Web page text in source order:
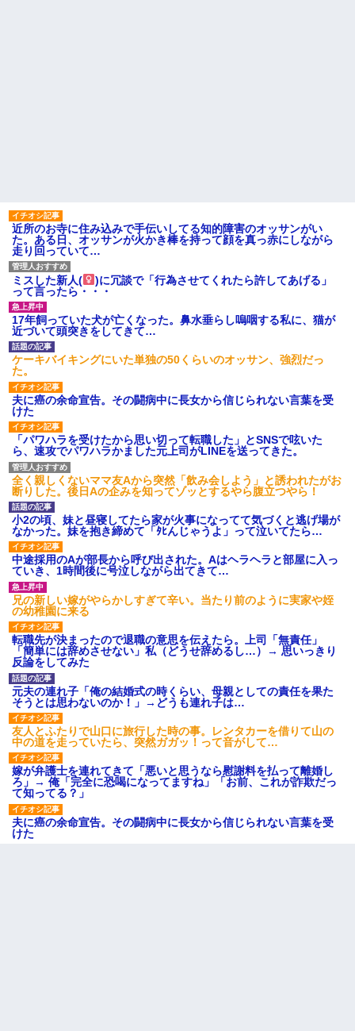
のお茶？」彼「ちっ！」私「」
【GIF】JSのカンチョーワロ
タ
後続車にクラクションを鳴ら
され彼氏が逆切れ。「何クラク
ション鳴らしてんだ！降りてこ
いよ！」と怒鳴りだし...
【衝撃】報酬100万円超の治験
募集がこちらｗｗｗｗｗ(※画像
あり)
【ネット騒然】惨殺されたタ
ワマン頂き女子のこの動画、す
げえええええｗｗｗｗｗｗｗｗ
ｗｗｗ
【愕然】白のクラウン俺氏、
高速道路左車線を制限速度で走
った結果wwwwwwwwwwww
百年の恋12-899 食べた量を
張り合ってくる
【悲報】佐藤輝明・・・２軍
でも盛大にやらかす←あまり悲
しませないでくれ
近所のお寺に住み込みで手伝いしてる知的障害のオッサンがい
た。ある日、オッサンが火かき棒を持って顔を真っ赤にしながら
走り回っていて…
ミスした新人(
)に冗談で「行為させてくれたら許してあげる」
って言ったら・・・
17年飼っていた犬が亡くなった。鼻水垂らし嗚咽する私に、猫が
近づいて頭突きをしてきて…
ケーキバイキングにいた単独の50くらいのオッサン、強烈だっ
た。
夫に癌の余命宣告。その闘病中に長女から信じられない言葉を受
けた
「パワハラを受けたから思い切って転職した」とSNSで呟いた
ら、速攻でパワハラかました元上司がLINEを送ってきた。
全く親しくないママ友Aから突然「飲み会しよう」と誘われたがお
断りした。後日Aの企みを知ってゾッとするやら腹立つやら！
小2の頃、妹と昼寝してたら家が火事になってて気づくと逃げ場が
なかった。妹を抱き締めて「ﾀﾋんじゃうよ」って泣いてたら…
中途採用のAが部長から呼び出された。Aはヘラヘラと部屋に入っ
ていき、1時間後に号泣しながら出てきて…
兄の新しい嫁がやらかしすぎて辛い。当たり前のように実家や姪
の幼稚園に来る
転職先が決まったので退職の意思を伝えたら。上司「無責任」
「簡単には辞めさせない」私（どうせ辞めるし…）→ 思いっきり
反論をしてみた
元夫の連れ子「俺の結婚式の時くらい、母親としての責任を果た
そうとは思わないのか！」→どうも連れ子は…
友人とふたりで山口に旅行した時の事。レンタカーを借りて山の
中の道を走っていたら、突然ガガッ！って音がして…
嫁が弁護士を連れてきて「悪いと思うなら慰謝料を払って離婚し
ろ」→ 俺「完全に恐喝になってますね」「お前、これが詐欺だっ
て知ってる？」
夫に癌の余命宣告。その闘病中に長女から信じられない言葉を受
けた